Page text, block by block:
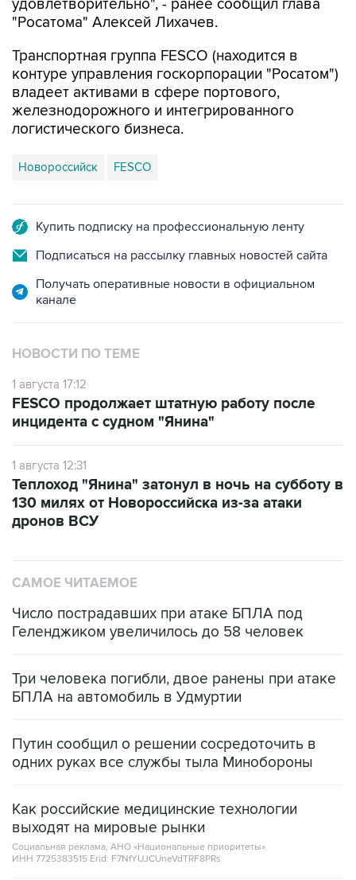
Транспортная группа FESCO (находится в
владеет активами в сфере портового,
железнодорожного и интегрированного
логистического бизнеса.
Новороссийск FESCO
Подписаться на рассылку главных новостей сайта
Получать оперативные новости в официальном
НОВОСТИ ПО ТЕМЕ
1 августа 17:12
инцидента с судном "Янина"
1 августа 12:31
130 милях от Новороссийска из-за атаки
дронов ВСУ
Число пострадавших при атаке БПЛА под
Три человека погибли, двое ранены при атаке
Путин сообщил о решении сосредоточить в
Как российские медицинские технологии
Социальная реклама, АНО «Национальные приоритеты».
ИНН 7725383515 Erid: F7NfYUJCUneVdTRF8PRs